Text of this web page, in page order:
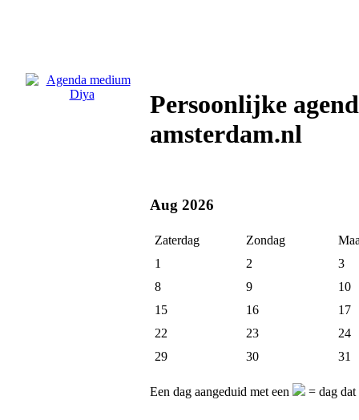
Persoonlijke
amsterdam.nl
Aug 2026
Zaterdag Zondag
1
2
3
8
9
10
15
16
17
22
23
24
29
30 31
Een dag aangeduid met een = dag